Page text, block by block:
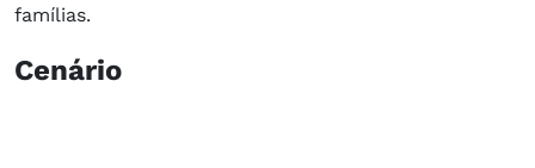
famílias.
Cenário